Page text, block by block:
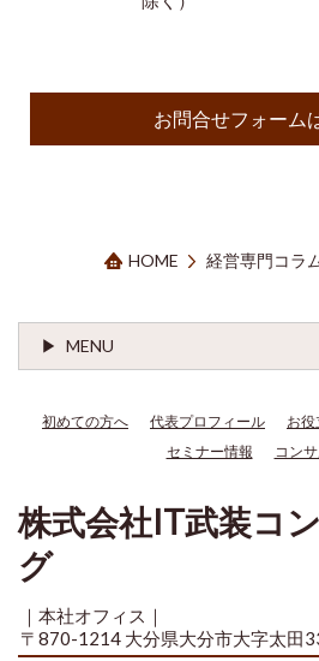
お問合せフォーム
HOME 経営専門コラ
MENU
初めての方へ 代表プロフィール お
セミナー情報
コン
株式会社IT武装コ
グ
｜本社オフィス｜
〒870-1214 大分県大分市大字太田